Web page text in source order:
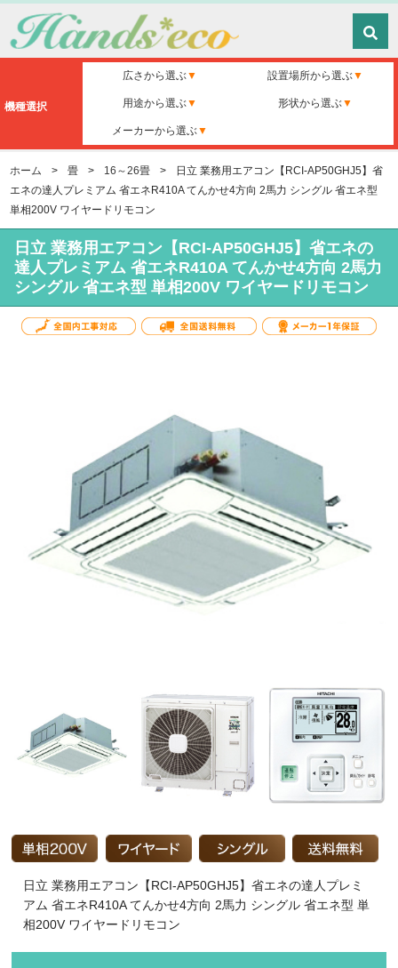
機種選択
広さから選ぶ 設置場所から選ぶ
用途から選ぶ 形状から選ぶ
メーカーから選ぶ
ホーム > 畳 > 16～26畳 >
日立 業務用エアコン【RCI-AP50GHJ5】省
エネの達人プレミアム 省エネR410A てんかせ4方向 2馬力 シングル 省エネ型
単相200V ワイヤードリモコン
日立 業務用エアコン【RCI-AP50GHJ5】省エネの
達人プレミアム 省エネR410A てんかせ4方向 2馬力
シングル 省エネ型 単相200V ワイヤードリモコン
日立 業務用エアコン【RCI-AP50GHJ5】省エネの達人プレミ
アム 省エネR410A てんかせ4方向 2馬力 シングル 省エネ型 単
相200V ワイヤードリモコン